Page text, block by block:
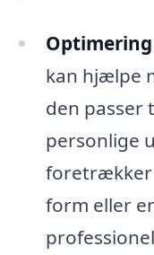
kan hjælpe
den passer
personlige
foretrækker
form eller